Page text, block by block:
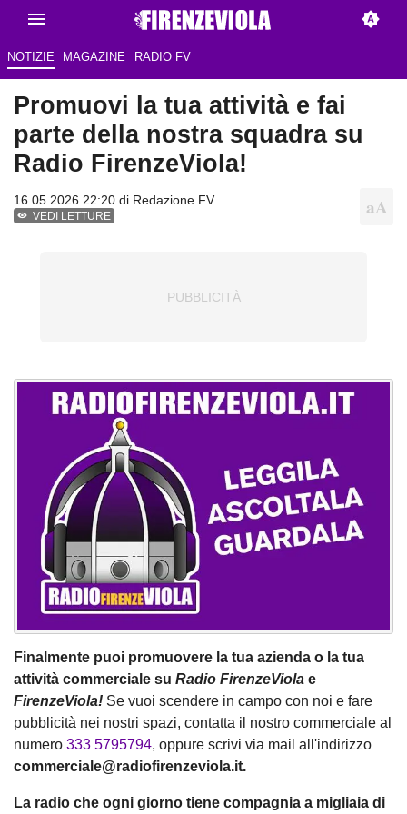
NOTIZIE MAGAZINE RADIO FV
Promuovi la tua attività e fai
parte della nostra squadra su
Radio FirenzeViola!
16.05.2026 22:20 di Redazione FV
VEDI LETTURE
Finalmente puoi promuovere la tua azienda o la tua
attività commerciale su Radio FirenzeViola e
FirenzeViola! Se vuoi scendere in campo con noi e fare
pubblicità nei nostri spazi, contatta il nostro commerciale al
numero 333 5795794, oppure scrivi via mail all'indirizzo
commerciale@radiofirenzeviola.it.
La radio che ogni giorno tiene compagnia a migliaia di